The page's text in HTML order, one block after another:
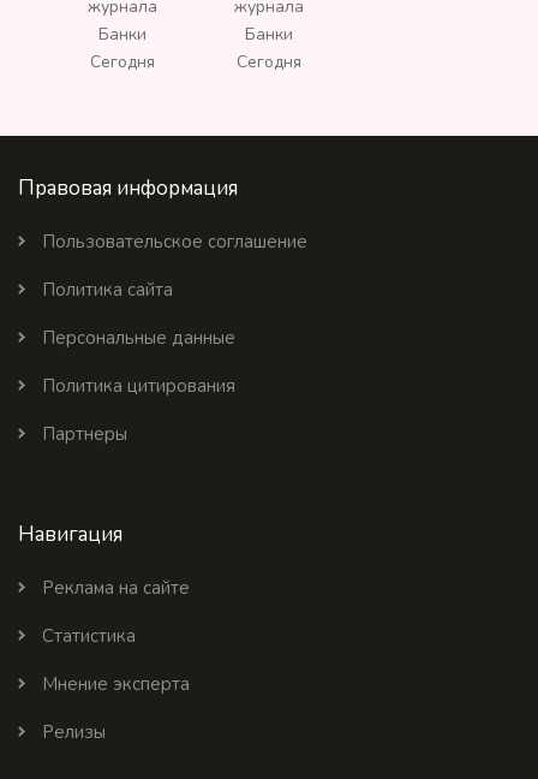
Правовая информация
Пользовательское соглашение
Политика сайта
Персональные данные
Политика цитирования
Партнеры
Навигация
Реклама на сайте
Статистика
Мнение эксперта
Релизы